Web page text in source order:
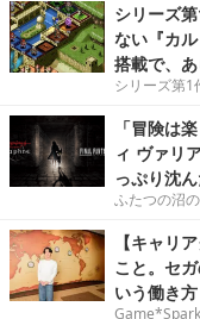
シリーズ
ない『カ
搭載で、
シリーズ第1
「冒険は
ィ ヴァリ
っぷり沈
ふたつの沼
【キャリ
こと。セ
いう働き方